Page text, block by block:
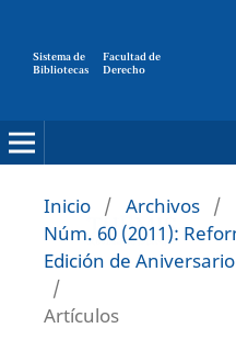
Sistema de
Bibliotecas
Facultad de
Derecho
Inicio / Archivos /
Núm. 60 (2011):
Edición de Aniversario
/
Artículos